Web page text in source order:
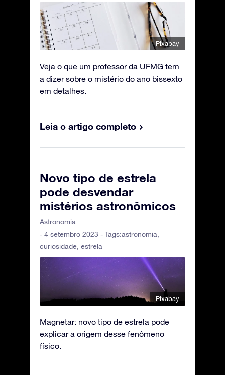
Pixabay
Veja o que um professor da UFMG tem
a dizer sobre o mistério do ano bissexto
em detalhes.
Leia o artigo completo
Novo tipo de estrela
pode desvendar
mistérios astronômicos
Astronomia
- 4 setembro 2023 - Tags:astronomia
curiosidade estrela
Pixabay
Magnetar: novo tipo de estrela pode
explicar a origem desse fenômeno
físico.